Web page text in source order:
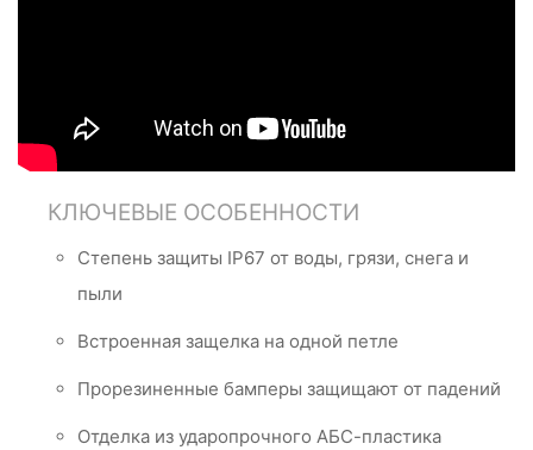
КЛЮЧЕВЫЕ ОСОБЕННОСТИ
Степень защиты IP67 от воды, грязи, снега и
пыли
Встроенная защелка на одной петле
Прорезиненные бамперы защищают от падений
Отделка из ударопрочного АБС-пластика